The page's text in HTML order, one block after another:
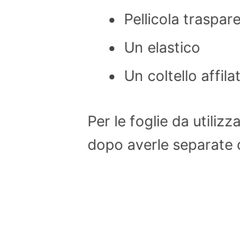
Pellicola
Un elastico
Un coltello
Per le foglie da
dopo averle separate